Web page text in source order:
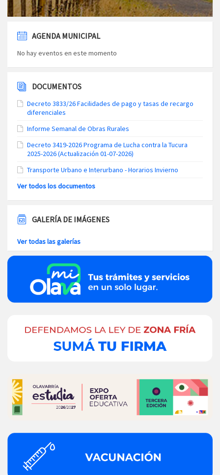
AGENDA MUNICIPAL
No hay eventos en este momento
DOCUMENTOS
Decreto 3833/26 Facilidades de pago y tasas de recargo
diferenciales
Informe Semanal de Obras Rurales
Decreto 3419-2026 Programa de Lucha contra la Tucura
2025-2026 (Actualización 01-07-2026)
Transporte Urbano e Interurbano - Horarios Invierno
Ver todos los documentos
GALERÍA DE IMÁGENES
Ver todas las galerías